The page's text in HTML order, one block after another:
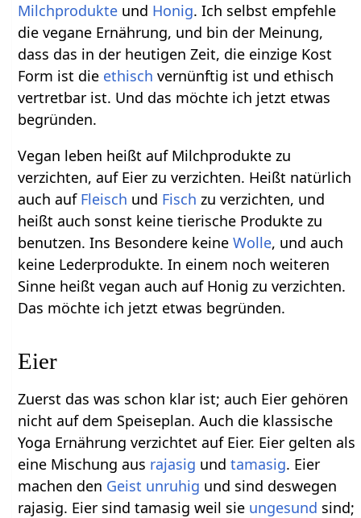
Milchprodukte und Honig. Ich selbst empfehle
die vegane Ernährung, und bin der Meinung,
dass das in der heutigen Zeit, die einzige Kost
Form ist die ethisch vernünftig ist und ethisch
vertretbar ist. Und das möchte ich jetzt etwas
begründen.
Vegan leben heißt auf Milchprodukte zu
verzichten, auf Eier zu verzichten. Heißt natürlich
auch auf Fleisch und Fisch zu verzichten, und
heißt auch sonst keine tierische Produkte zu
benutzen. Ins Besondere keineWolle, und auch
keine Lederprodukte. In einem noch weiteren
Sinne heißt vegan auch auf Honig zu verzichten.
Das möchte ich jetzt etwas begründen.
Eier
Zuerst das was schon klar ist; auch Eier gehören
nicht auf dem Speiseplan. Auch die klassische
Yoga Ernährung verzichtet auf Eier. Eier gelten als
eine Mischung aus rajasig undtamasig. Eier
machen den Geist unruhig und sind deswegen
rajasig. Eier sind tamasig weil sie ungesund sind;